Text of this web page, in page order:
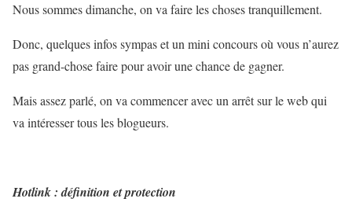
Nous sommes dimanche, on va faire les choses tranquillement.
Donc, quelques infos sympas et un mini concours où vous n’aurez
pas grand-chose faire pour avoir une chance de gagner.
Mais assez parlé, on va commencer avec un arrêt sur le web qui
va intéresser tous les blogueurs.
Hotlink : définition et protection